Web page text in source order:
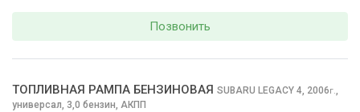
Позвонить
ТОПЛИВНАЯ РАМПА БЕНЗИНОВАЯ SUBARU LEGACY 4, 2006г.,
универсал, 3,0 бензин, АКПП